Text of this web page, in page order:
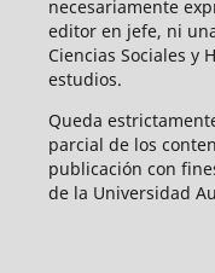
necesariamente
editor en jefe, ni
Ciencias Sociales y
estudios.
Queda
parcial de los
publicación con
de la Universidad